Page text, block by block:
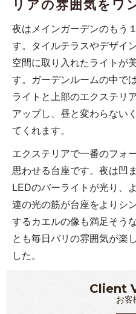
リアの雰囲気をワ
夜はメインガーデンのもう
す。タイルテラスやデザイ
空間に取り入れたライトが
す。ガーデンルームの中で
ライトと上部のエクステリ
アップし、昼と変わらない
てくれます。
エクステリアで一番のフォ
思わせる台座です。夜は凹
LEDのバーライトが光り、
連の光の筋が台座をよりシ
するカエルの像も満足そう
とも毎日バリの雰囲気が楽
した。
Client
お客